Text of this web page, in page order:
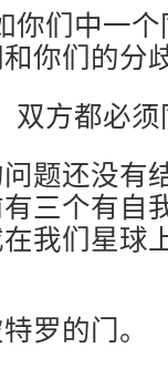
你们中一
你们的分
双方都必
题还没有
三个有自
我们星球
罗的门。